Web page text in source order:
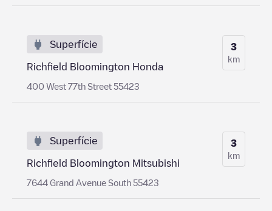
Superfície
Richfield Bloomington Honda
400 West 77th Street 55423
3
km
Superfície
Richfield Bloomington Mitsubishi
7644 Grand Avenue South 55423
3
km